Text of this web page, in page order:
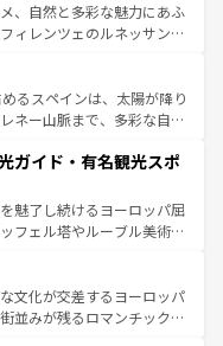
、自然と多彩な魅力にあふ
ィレンツェのルネッサンス
風景やアマルフィ海岸の絶
。観光の合間には、本場の
リア料理を堪能することも
られない旅をしてみよう！
るスペインは、太陽が降り
ネー山脈まで、多彩な自然
的なフラメンコ、熱気あふ
スが生活の一部となってい
た雰囲気や、バルセロナの
では古代ローマ遺跡や中世
が異なるスペインはその個
訪れる人を魅了する。 なお、新着のスペイン情報は コ
。
ガイド・有名観光スポ
魅了し続けるヨーロッパ屈
フェル塔やルーブル美術館
。華麗な宮殿、歴史的な大
かな自然が、訪れる者を心
は美食の国としても知ら
文化が交差するヨーロッパ
並みが残るロマンチック街